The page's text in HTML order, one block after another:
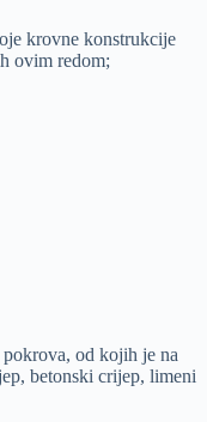
krovne konstrukcije
ovim redom;
od kojih je na
betonski crijep, limeni